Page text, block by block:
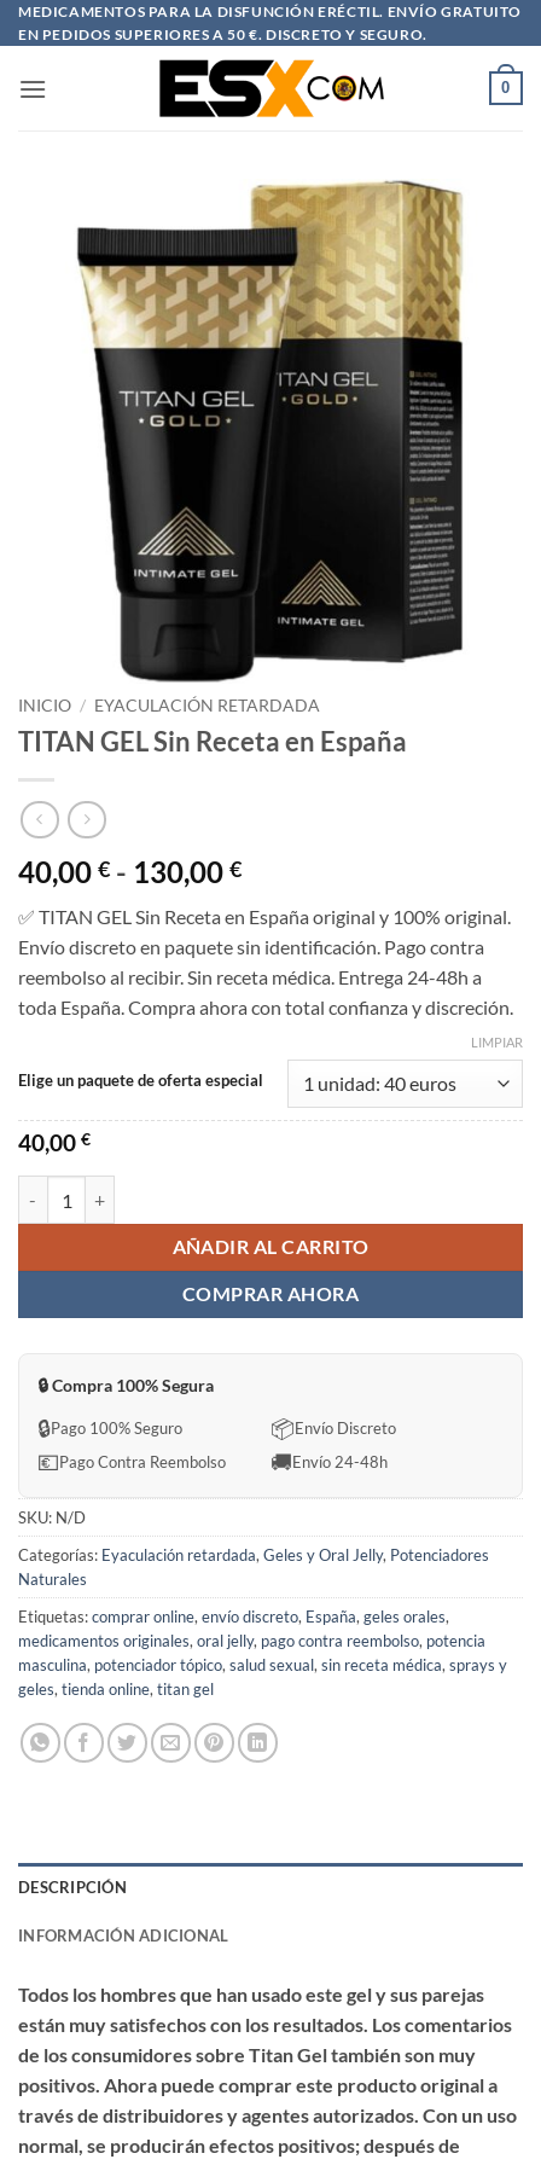
Saltar
al
MEDICAMENTOS PARA LA DISFUNCIÓN ERÉCTIL. ENVÍO GRATUITO
EN PEDIDOS SUPERIORES A 50 €. DISCRETO Y SEGURO.
0
INICIO / EYACULACIÓN RETARDADA
TITAN GEL Sin Receta en España
40,00 € - 130,00 €Rango
precios:
desde
40,00 €
hasta
✅ TITAN GEL Sin Receta en España original y 100% original.
Envío discreto en paquete sin identificación. Pago contra
reembolso al recibir. Sin receta médica. Entrega 24-48h a
toda España. Compra ahora con total confianza y discreción.
Elige un paquete de oferta especial
LIMPIAR
40,00 €
AÑADIR AL CARRITO
COMPRAR AHORA
🔒 Compra 100% Segura
🔒Pago 100% Seguro 📦Envío Discreto
💶Pago Contra Reembolso 🚚Envío 24-48h
SKU: N/D
Categorías: Eyaculación retardada, Geles y Oral Jelly, Potenciadores
Naturales
Etiquetas:comprar online, envío discreto, España, geles orales,
medicamentos originales, oral jelly, pago contra reembolso, potencia
masculina, potenciador tópico, salud sexual, sin receta médica, sprays y
geles, tienda online, titan gel
DESCRIPCIÓN
INFORMACIÓN ADICIONAL
Todos los hombres que han usado este gel y sus parejas
están muy satisfechos con los resultados. Los comentarios
de los consumidores sobre Titan Gel también son muy
positivos. Ahora puede comprar este producto original a
través de distribuidores y agentes autorizados. Con un uso
normal, se producirán efectos positivos; después de